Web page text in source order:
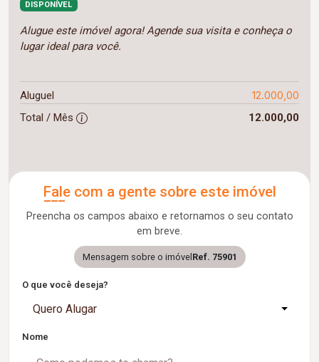
DISPONÍVEL
Alugue este imóvel agora! Agende sua visita e conheça o
lugar ideal para você.
Aluguel 12.000,00
Total / Mês 12.000,00
Fale com a gente sobre este imóvel
Preencha os campos abaixo e retornamos o seu contato
em breve.
Mensagem sobre o imóvel Ref. 75901
O que você deseja?
Quero Alugar
Nome